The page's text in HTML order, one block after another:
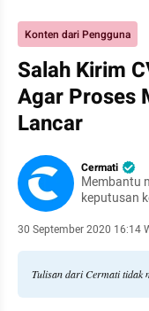
Konten dari Pengguna
Salah Kirim
Agar Proses
Lancar
Cermati
Membantu
keputusan
30 September 2020 16:14
Tulisan dari Cermati tidak